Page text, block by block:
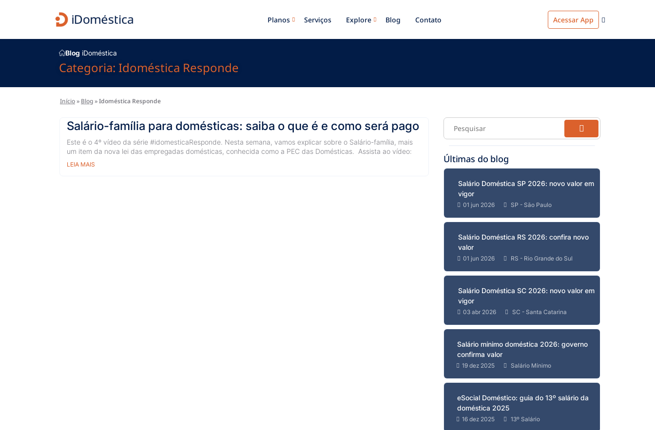
Planos Serviços Explore Blog Contato Acessar App
Blog iDoméstica
Categoria: Idoméstica Responde
Início» Blog»Idoméstica Responde
Salário-família para domésticas: saiba o que é e como será pago
Este é o 4º vídeo da série #idomesticaResponde. Nesta semana, vamos explicar sobre o Salário-família, mais
um item da nova lei das empregadas domésticas, conhecida como a PEC das Domésticas. Assista ao vídeo:
LEIA MAIS Últimas do blog
Salário Doméstica SP 2026: novo valor em
vigor
01 jun 2026 SP - São Paulo
Salário Doméstica RS 2026: confira novo
valor
01 jun 2026 RS - Rio Grande do Sul
Salário Doméstica SC 2026: novo valor em
vigor
03 abr 2026 SC - Santa Catarina
Salário mínimo doméstica 2026: governo
confirma valor
19 dez 2025 Salário Mínimo
eSocial Doméstico: guia do 13º salário da
doméstica 2025
16 dez 2025 13º Salário